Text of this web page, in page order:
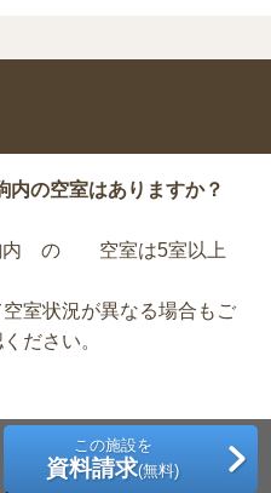
内の空室はありますか？
駒内 の 空室は5室以上
室状況が異なる場合もご
ださい。
この施設を
資料請求(無料)